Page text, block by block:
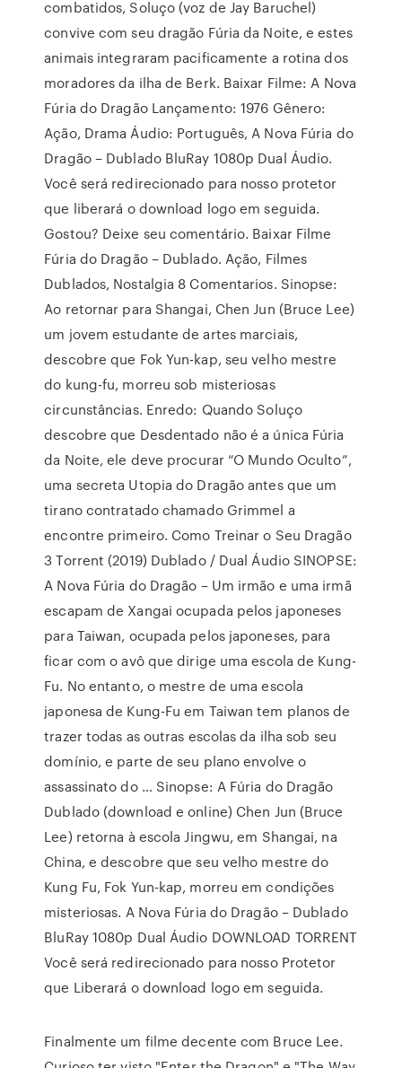
combatidos, Soluço (voz de Jay Baruchel)
convive com seu dragão Fúria da Noite, e estes
animais integraram pacificamente a rotina dos
moradores da ilha de Berk. Baixar Filme: A Nova
Fúria do Dragão Lançamento: 1976 Gênero:
Ação, Drama Áudio: Português, A Nova Fúria do
Dragão – Dublado BluRay 1080p Dual Áudio.
Você será redirecionado para nosso protetor
que liberará o download logo em seguida.
Gostou? Deixe seu comentário. Baixar Filme
Fúria do Dragão – Dublado. Ação, Filmes
Dublados, Nostalgia 8 Comentarios. Sinopse:
Ao retornar para Shangai, Chen Jun (Bruce Lee)
um jovem estudante de artes marciais,
descobre que Fok Yun-kap, seu velho mestre
do kung-fu, morreu sob misteriosas
circunstâncias. Enredo: Quando Soluço
descobre que Desdentado não é a única Fúria
da Noite, ele deve procurar “O Mundo Oculto”,
uma secreta Utopia do Dragão antes que um
tirano contratado chamado Grimmel a
encontre primeiro. Como Treinar o Seu Dragão
3 Torrent (2019) Dublado / Dual Áudio SINOPSE:
A Nova Fúria do Dragão – Um irmão e uma irmã
escapam de Xangai ocupada pelos japoneses
para Taiwan, ocupada pelos japoneses, para
ficar com o avô que dirige uma escola de Kung-
Fu. No entanto, o mestre de uma escola
japonesa de Kung-Fu em Taiwan tem planos de
trazer todas as outras escolas da ilha sob seu
domínio, e parte de seu plano envolve o
assassinato do … Sinopse: A Fúria do Dragão
Dublado (download e online) Chen Jun (Bruce
Lee) retorna à escola Jingwu, em Shangai, na
China, e descobre que seu velho mestre do
Kung Fu, Fok Yun-kap, morreu em condições
misteriosas. A Nova Fúria do Dragão – Dublado
BluRay 1080p Dual Áudio DOWNLOAD TORRENT
Você será redirecionado para nosso Protetor
que Liberará o download logo em seguida.
Finalmente um filme decente com Bruce Lee.